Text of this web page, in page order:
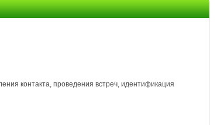
контакта, проведения встреч, идентификация